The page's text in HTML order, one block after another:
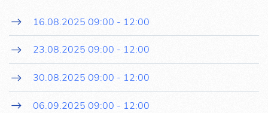
16.08.2025 09:00 - 12:00
23.08.2025 09:00 - 12:00
30.08.2025 09:00 - 12:00
06.09.2025 09:00 - 12:00